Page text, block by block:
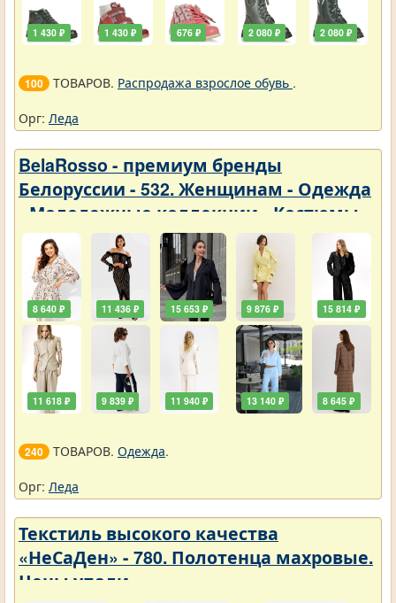
1 430 ₽ 1 430 ₽ 676 ₽ 2 080 ₽ 2 080 ₽
100 ТОВАРОВ. Распродажа взрослое обувь .
Орг: Леда
BelaRosso - премиум бренды
Белоруссии - 532. Женщинам - Одежда
- Молодежные коллекции - Костюмы
8 640 ₽
11 618 ₽
11 436 ₽
9 839 ₽
15 653 ₽
11 940 ₽
9 876 ₽
13 140 ₽
15 814 ₽
8 645 ₽
240 ТОВАРОВ. Одежда.
Орг: Леда
Текстиль высокого качества
«НеСаДен» - 780. Полотенца махровые.
Цены упали